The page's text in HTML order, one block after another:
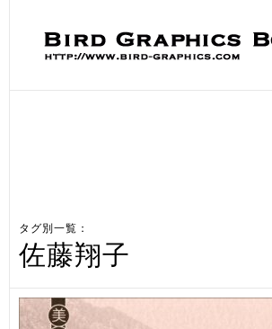
タグ別一覧：
佐藤翔子